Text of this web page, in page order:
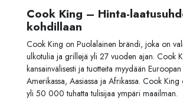
Cook King – Hinta-
kohdillaan
Cook King on Puolalainen brändi, joka on
ulkotulia ja grillejä yli 27 vuoden ajan. Cook
kansainvälisesti ja tuotteita myydään Euroopan
Amerikassa, Aasiassa ja Afrikassa. Cook
yli 50 000 tuhatta tulisijaa ympäri maailman.